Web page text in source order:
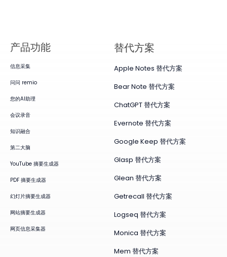
产品​功能
信息采集
问问 remio
您的AI助理
会议录音
知识融合
第二大脑
YouTube 摘要生成器
PDF 摘要生成器
幻灯片摘要生成器
网站摘要生成器
网页信息采集器
替代方案
Apple Notes 替代方案
Bear Note 替代方案
ChatGPT 替代方案
Evernote 替代方案
Google Keep 替代方案
Glasp 替代方案
Glean 替代方案
Getrecall 替代方案
Logseq 替代方案
Monica 替代方案
Mem 替代方案